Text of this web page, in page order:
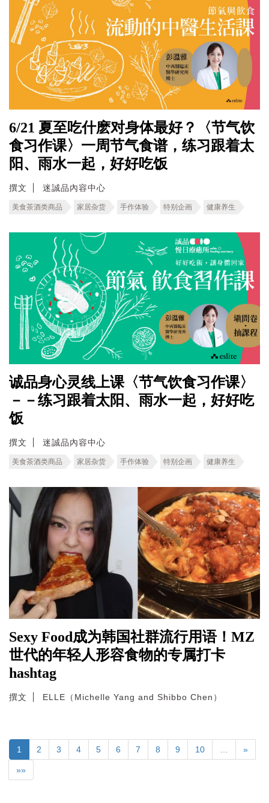
6/21 夏至吃什麽对身体最好？〈节气饮
食习作课〉一周节气食谱，练习跟着太
阳、雨水一起，好好吃饭
撰文 迷誠品內容中心
美食茶酒类商品 家居杂货 手作体验 特别企画 健康养生
诚品身心灵线上课〈节气饮食习作课〉
－－练习跟着太阳、雨水一起，好好吃
饭
撰文 迷誠品內容中心
美食茶酒类商品 家居杂货 手作体验 特别企画 健康养生
Sexy Food成为韩国社群流行用语！MZ
世代的年轻人形容食物的专属打卡
hashtag
撰文 ELLE（Michelle Yang and Shibbo Chen）
1 2 3 4 5 6 7 8 9 10 »
»»